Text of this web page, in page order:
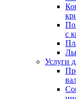
с
Услуги